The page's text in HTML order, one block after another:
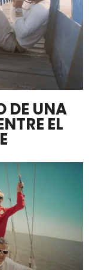
DE UNA
EL